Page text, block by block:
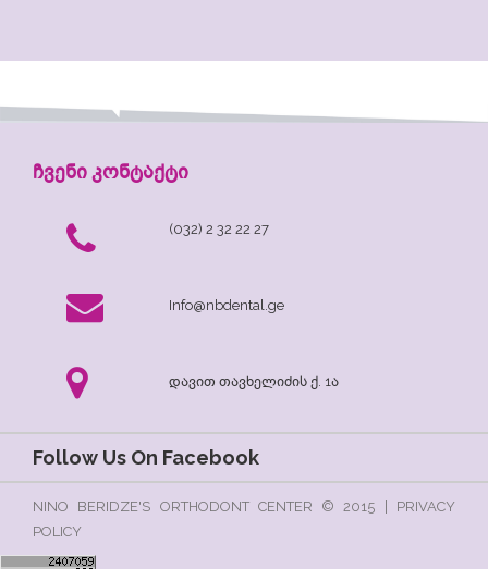
ჩვენი კონტაქტი
(032) 2 32 22 27
Info@nbdental.ge
დავით თავხელიძის ქ. 1ა
Follow Us On Facebook
NINO BERIDZE'S ORTHODONT CENTER © 2015 | PRIVACY
POLICY